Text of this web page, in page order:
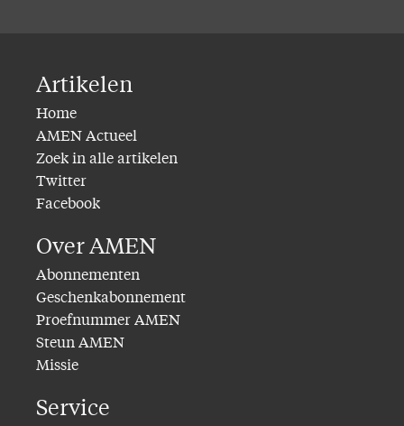
Artikelen
Home
AMEN Actueel
Zoek in alle artikelen
Twitter
Facebook
Over AMEN
Abonnementen
Geschenkabonnement
Proefnummer AMEN
Steun AMEN
Missie
Service